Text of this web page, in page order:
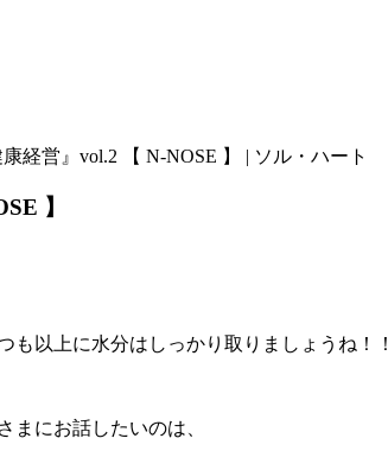
経営』vol.2 【 N-NOSE 】 | ソル・ハート
】
以上に水分はしっかり取りましょうね！！
まにお話したいのは、